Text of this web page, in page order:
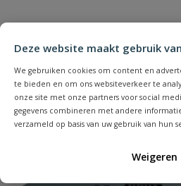
Deze website maakt gebruik
We gebruiken cookies om content en
te bieden en om ons websiteverkeer te
onze site met onze partners voor social
gegevens combineren met andere
verzameld op basis van uw gebruik van hun
Weigeren
Naam